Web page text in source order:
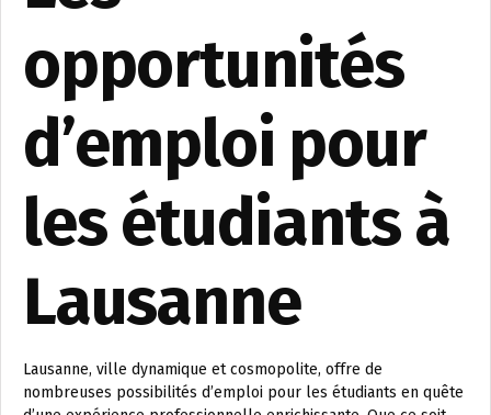
opportunités
d’emploi pour
les étudiants à
Lausanne
Lausanne, ville dynamique et cosmopolite, offre de
nombreuses possibilités d’emploi pour les étudiants en quête